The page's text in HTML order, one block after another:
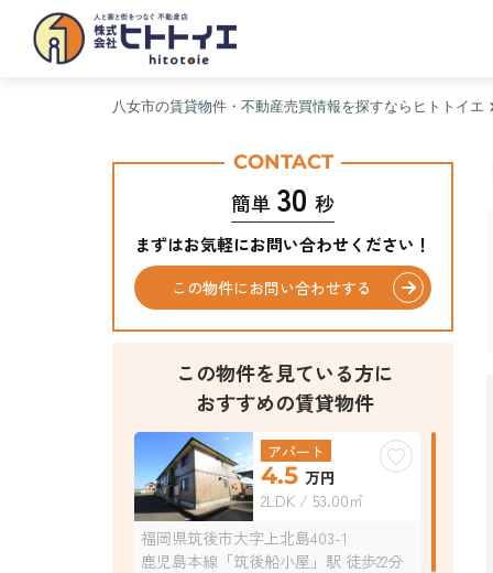
八女市の賃貸物件・不動産売買情報を探すならヒトトイエ
CONTACT
簡単 30 秒
まずはお気軽にお問い合わせください！
この物件にお問い合わせする
この物件を見ている方に
おすすめの賃貸物件
アパート
4.5 万円
2LDK / 53.00㎡
福岡県筑後市大字上北島403-1
鹿児島本線「筑後船小屋」駅 徒歩22分